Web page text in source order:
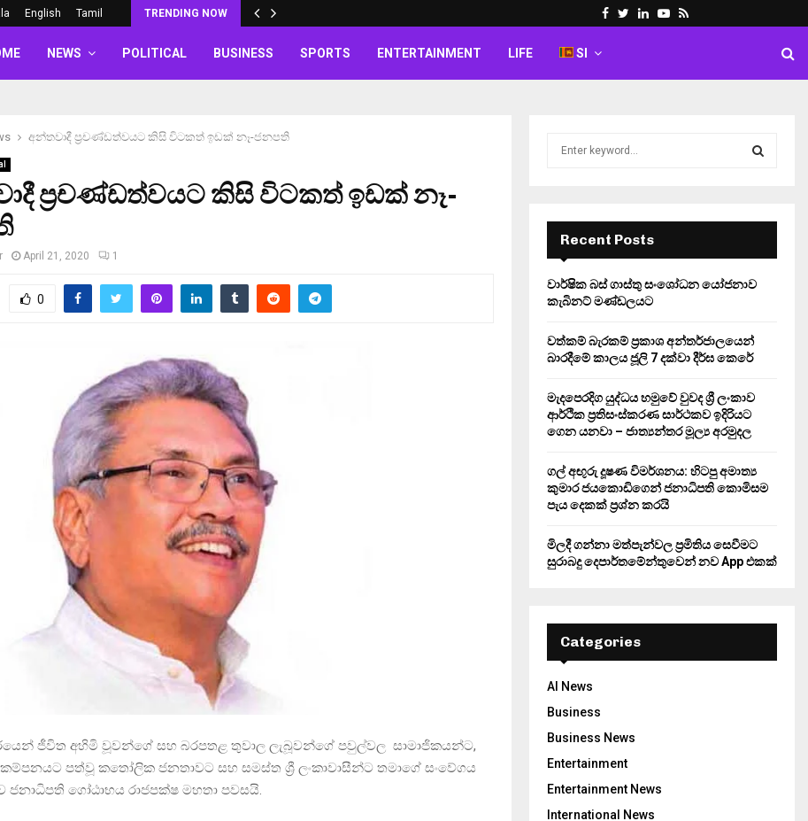
English Tamil TRENDING NOW Facebook
Twitter
LinkedinYoutube
Rss
NEWS POLITICAL BUSINESS SPORTS ENTERTAINMENT LIFE SI
අන්තවාදී ප්‍රචණ්ඩත්වයට කිසි විටකත් ඉඩක් නෑ-ජනපති
ප්‍රචණ්ඩත්වයට කිසි විටකත් ඉඩක් නෑ-
April 21, 2020 1
0
ජීවිත අහිමි වූවන්ගේ සහ බරපතළ තුවාල ලැබූවන්ගේ පවුල්වල සාමාජිකයන්ට,
පත්වූ කතෝලික ජනතාවට සහ සමස්ත ශ්‍රී ලංකාවාසීන්ට තමාගේ සංවේගය
ජනාධිපති ගෝඨාභය රාජපක්ෂ මහතා පවසයි.
r
:
E
A
R
H
Recent Posts
වාර්ෂික බස් ගාස්තු සංශෝධන යෝජනාව
කැබිනට් මණ්ඩලයට
වත්කම් බැරකම් ප්‍රකාශ අන්තර්ජාලයෙන්
බාරදීමේ කාලය ජූලි 7 දක්වා දීර්ඝ කෙරේ
මැදපෙරදිග යුද්ධය හමුවේ වුවද ශ්‍රී ලංකාව
ආර්ථික ප්‍රතිසංස්කරණ සාර්ථකව ඉදිරියට
ගෙන යනවා – ජාත්‍යන්තර මූල්‍ය අරමුදල
ගල් අඟුරු දූෂණ විමර්ශනය: හිටපු අමාත්‍ය
කුමාර ජයකොඩිගෙන් ජනාධිපති කොමිසම
පැය දෙකක් ප්‍රශ්න කරයි
මිලදී ගන්නා මත්පැන්වල ප්‍රමිතිය සෙවීමට
සුරාබදු දෙපාර්තමේන්තුවෙන් නව App එකක්
Categories
AI News
Business
Business News
Entertainment
Entertainment News
International News